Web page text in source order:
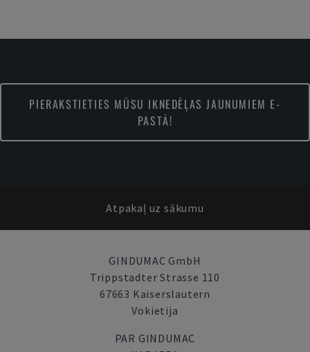
PIERAKSTIETIES MŪSU IKNEDĒĻAS JAUNUMIEM E-
PASTĀ!
Atpakaļ uz sākumu
GINDUMAC GmbH
Trippstadter Strasse 110
67663 Kaiserslautern
Vokietija
PAR GINDUMAC